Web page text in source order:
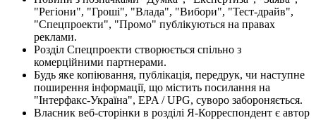
"Регіони", "Гроші", "Влада", "Вибори", "Тест-драйв",
"Спецпроекти", "Промо" публікуються на правах
реклами.
Розділ Спецпроекти створюється спільно з
комерційними партнерами.
Будь яке копіювання, публікація, передрук, чи наступне
поширення інформації, що містить посилання на
"Інтерфакс-Україна", EPA / UPG, суворо забороняється.
Власник веб-сторінки в розділі Я-Корреспондент є автор